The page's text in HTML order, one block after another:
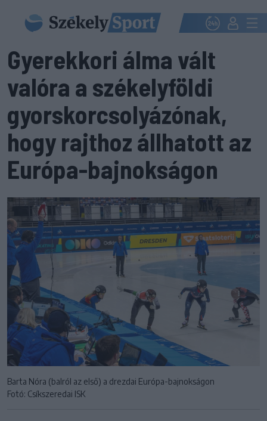
Gyerekkori álma vált
valóra a székelyföldi
gyorskorcsolyázónak,
hogy rajthoz állhatott az
Európa-bajnokságon
Barta Nóra (balról az első) a drezdai Európa-bajnokságon
Fotó: Csíkszeredai ISK